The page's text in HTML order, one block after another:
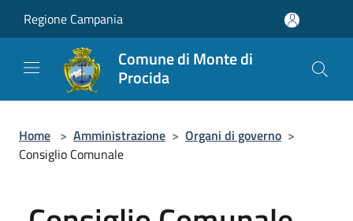
Regione Campania
Comune di Monte di
Procida
Home > Amministrazione > Organi di governo >
Consiglio Comunale